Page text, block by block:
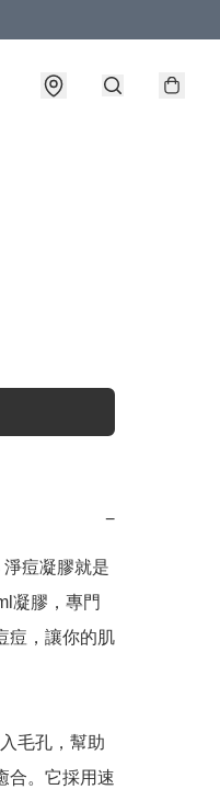
−
痘凝膠就是
凝膠，專門
痘，讓你的肌
毛孔，幫助
合。它採用速